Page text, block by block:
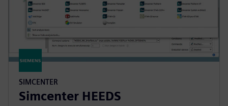
SIMCENTER
Simcenter HEEDS